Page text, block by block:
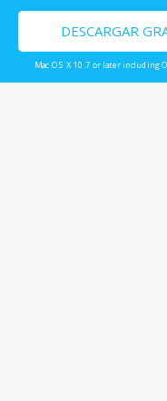
DESCARGAR
Mac OS X 10.7 or later including